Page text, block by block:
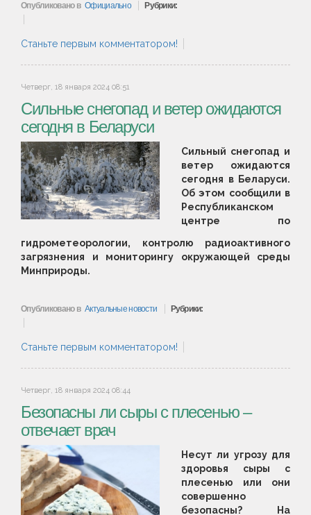
Опубликовано в Официально Рубрики:
Станьте первым комментатором!
Четверг, 18 января 2024 08:51
Сильные снегопад и ветер ожидаются
сегодня в Беларуси
Сильный снегопад и
ветер ожидаются
сегодня в Беларуси.
Об этом сообщили в
Республиканском
центре по
гидрометеорологии, контролю радиоактивного
загрязнения и мониторингу окружающей среды
Минприроды.
Опубликовано в Актуальные новости Рубрики:
Станьте первым комментатором!
Четверг, 18 января 2024 08:44
Безопасны ли сыры с плесенью –
отвечает врач
Несут ли угрозу для
здоровья сыры с
плесенью или они
совершенно
безопасны? На